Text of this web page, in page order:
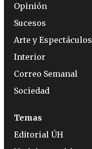
Opinión
Sucesos
Arte y Espectáculos
Interior
Correo Semanal
Sociedad
Temas
Editorial ÚH